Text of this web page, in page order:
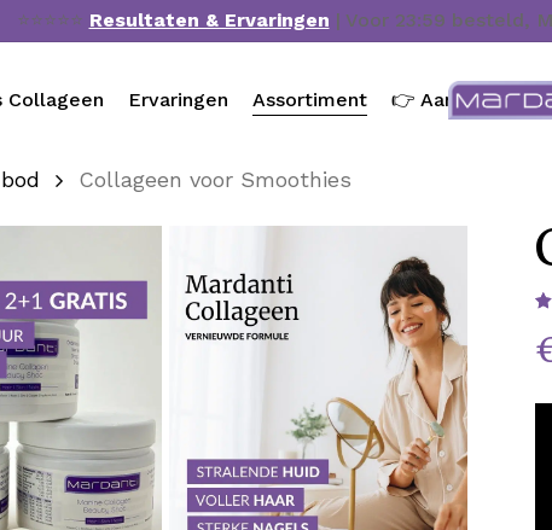
⭐⭐⭐⭐⭐ Resultaten & Ervaringen | Voor 23:59 besteld,
Collageen Ervaringen Assortiment 👉 Aanbieding
Collageen voor Smoothies